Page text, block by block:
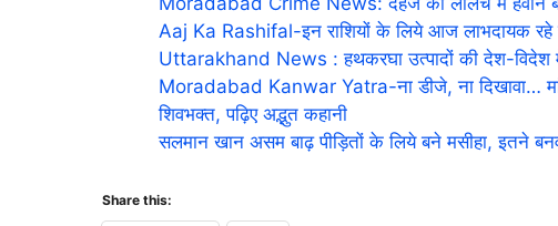
Aaj Ka Rashifal-इन राशियों के लिये आज लाभदायक रहे
Uttarakhand News : हथकरघा उत्पादों की देश-विदेश में
Moradabad Kanwar Yatra-ना डीजे, ना दिखावा…
शिवभक्त, पढ़िए अद्भुत कहानी
सलमान खान असम बाढ़ पीड़ितों के लिये बने मसीहा, इतने
Share this: